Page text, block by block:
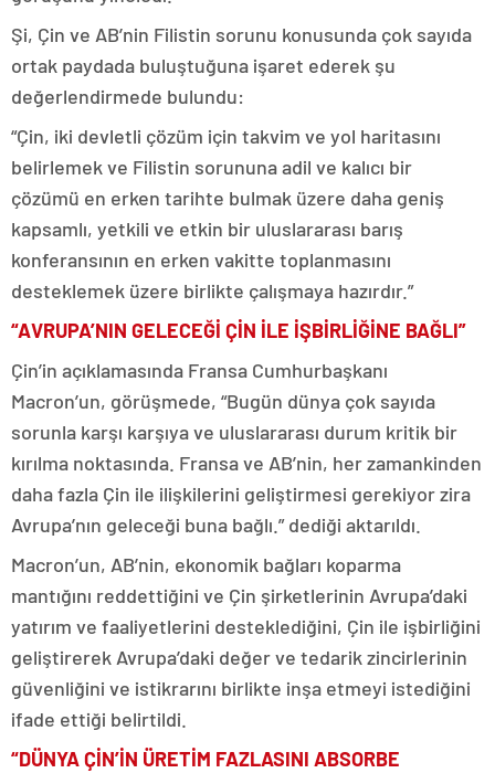
Şi, Çin ve AB’nin Filistin sorunu konusunda çok sayıda
ortak paydada buluştuğuna işaret ederek şu
değerlendirmede bulundu:
“Çin, iki devletli çözüm için takvim ve yol haritasını
belirlemek ve Filistin sorununa adil ve kalıcı bir
çözümü en erken tarihte bulmak üzere daha geniş
kapsamlı, yetkili ve etkin bir uluslararası barış
konferansının en erken vakitte toplanmasını
desteklemek üzere birlikte çalışmaya hazırdır.”
“AVRUPA’NIN GELECEĞİ ÇİN İLE İŞBİRLİĞİNE BAĞLI”
Çin’in açıklamasında Fransa Cumhurbaşkanı
Macron’un, görüşmede, “Bugün dünya çok sayıda
sorunla karşı karşıya ve uluslararası durum kritik bir
kırılma noktasında. Fransa ve AB’nin, her zamankinden
daha fazla Çin ile ilişkilerini geliştirmesi gerekiyor zira
Avrupa’nın geleceği buna bağlı.” dediği aktarıldı.
Macron’un, AB’nin, ekonomik bağları koparma
mantığını reddettiğini ve Çin şirketlerinin Avrupa’daki
yatırım ve faaliyetlerini desteklediğini, Çin ile işbirliğini
geliştirerek Avrupa’daki değer ve tedarik zincirlerinin
güvenliğini ve istikrarını birlikte inşa etmeyi istediğini
ifade ettiği belirtildi.
“DÜNYA ÇİN’İN ÜRETİM FAZLASINI ABSORBE